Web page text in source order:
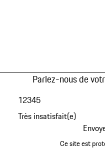
Parlez-nous de
Très insatisfait(e)
12345
Ce site est